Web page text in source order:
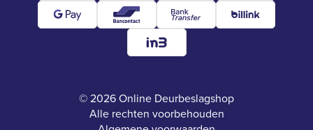
© 2026 Online Deurbeslagshop
Alle rechten voorbehouden